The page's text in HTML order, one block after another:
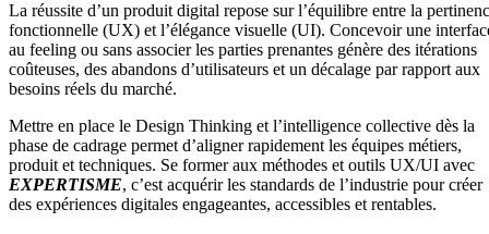
La réussite d’un produit digital repose sur l’équilibre entre la
fonctionnelle (UX) et l’élégance visuelle (UI). Concevoir une
au feeling ou sans associer les parties prenantes génère des itérations
coûteuses, des abandons d’utilisateurs et un décalage par rapport aux
besoins réels du marché.
Mettre en place le Design Thinking et l’intelligence collective dès la
phase de cadrage permet d’aligner rapidement les équipes métiers,
produit et techniques. Se former aux méthodes et outils UX/UI avec
EXPERTISME, c’est acquérir les standards de l’industrie pour créer
des expériences digitales engageantes, accessibles et rentables.